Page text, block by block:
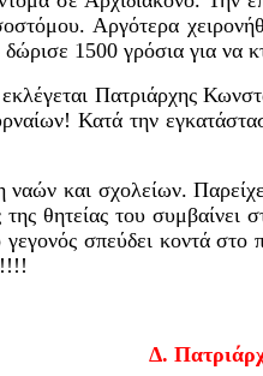
Αργότερα
1500 γρόσια για να
Πατριάρχης
Κατά την
ναών και σχολείων.
θητείας του
σπεύδει κοντά στο
Δ.